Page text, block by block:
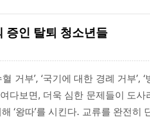
증인 탈퇴 청소년들
거부’, ‘국기에 대한 경례 거부’,
다보면, 더욱 심한 문제들이 도
‘왕따’를 시킨다. 교류를 완전히